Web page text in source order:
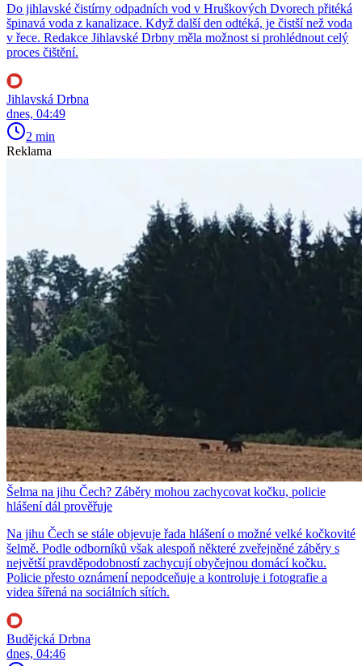
Do jihlavské čistírny odpadních vod v Hruškových Dvorech přitéká
špinavá voda z kanalizace. Když další den odtéká, je čistší než voda
v řece. Redakce Jihlavské Drbny měla možnost si prohlédnout celý
proces čištění.
Jihlavská Drbna
dnes, 04:49
2 min
Reklama
Šelma na jihu Čech? Záběry mohou zachycovat kočku, policie
hlášení dál prověřuje
Na jihu Čech se stále objevuje řada hlášení o možné velké kočkovité
šelmě. Podle odborníků však alespoň některé zveřejněné záběry s
největší pravděpodobností zachycují obyčejnou domácí kočku.
Policie přesto oznámení nepodceňuje a kontroluje i fotografie a
videa šířená na sociálních sítích.
Budějcká Drbna
dnes, 04:46